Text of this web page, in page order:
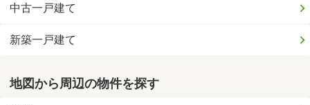
中古一戸建て
新築一戸建て
地図から周辺の物件を探す